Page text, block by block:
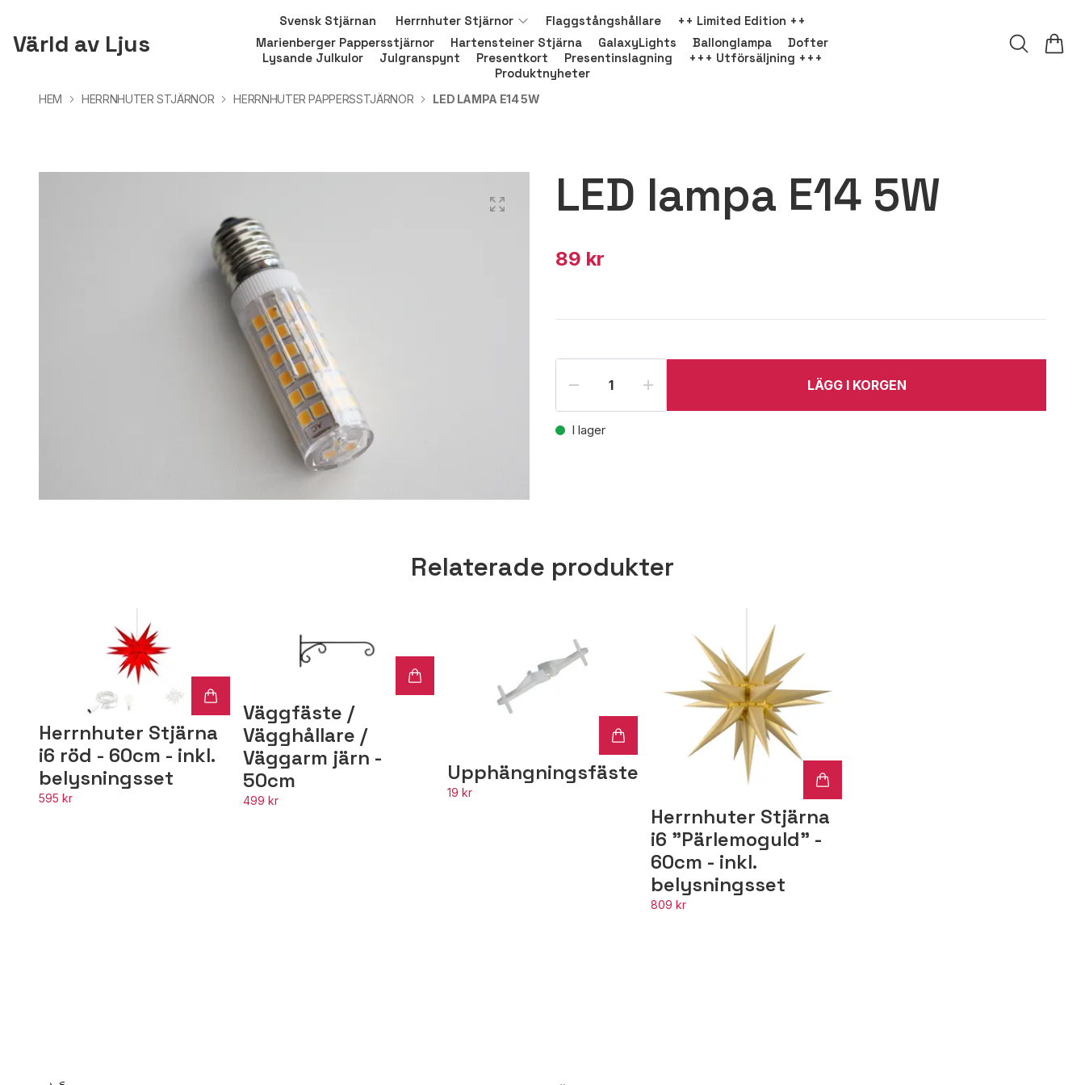
Värld av Ljus
Svensk Stjärnan Herrnhuter Stjärnor Flaggstångshållare
++ Limited Edition ++
Marienberger Pappersstjärnor
Hartensteiner Stjärna GalaxyLights Ballonglampa
Dofter
Lysande Julkulor
Julgranspynt Presentkort Presentinslagning
+++ Utförsäljning +++
Produktnyheter
HEM HERRNHUTER STJÄRNOR HERRNHUTER PAPPERSSTJÄRNOR LED LAMPA E14 5W
LED lampa E14 5W
89 kr
LÄGG I KORGEN
I lager
Relaterade produkter
Herrnhuter Stjärna
i6 röd - 60cm - inkl.
belysningsset
595 kr
Väggfäste /
Vägghållare /
Väggarm järn -
50cm
499 kr
Upphängningsfäste
19 kr
Herrnhuter Stjärna
i6 "Pärlemoguld" -
60cm - inkl.
belysningsset
809 kr